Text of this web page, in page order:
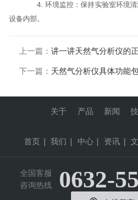
4. 环境监控：保持实验室环境清
设备内部。
上一篇： 讲一讲天然气分析仪的
下一篇： 天然气分析仪具体功能包括
首页
关于
我们
产品
中心
新闻
资讯
全国客服
咨询热线
0632-